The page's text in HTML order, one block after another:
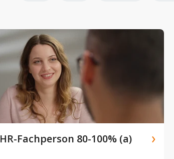
HR-Fachperson 80-100% (a)